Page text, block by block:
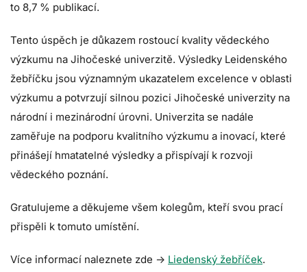
to 8,7 % publikací.
Tento úspěch je důkazem rostoucí kvality vědeckého
výzkumu na Jihočeské univerzitě. Výsledky Leidenského
žebříčku jsou významným ukazatelem excelence v oblasti
výzkumu a potvrzují silnou pozici Jihočeské univerzity na
národní i mezinárodní úrovni. Univerzita se nadále
zaměřuje na podporu kvalitního výzkumu a inovací, které
přinášejí hmatatelné výsledky a přispívají k rozvoji
vědeckého poznání.
Gratulujeme a děkujeme všem kolegům, kteří svou prací
přispěli k tomuto umístění.
Více informací naleznete zde -> Liedenský žebříček.